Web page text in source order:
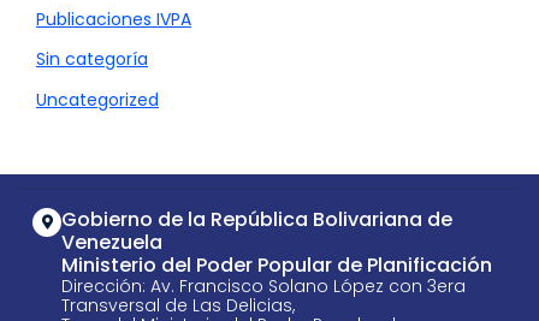
Publicaciones IVPA
Sin categoría
Uncategorized
Gobierno de la República Bolivariana de
Venezuela
Ministerio del Poder Popular de Planificación
Dirección: Av. Francisco Solano López con 3era
Transversal de Las Delicias,